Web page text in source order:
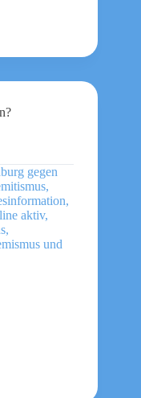
gegen
,
,
aktiv,
,
und